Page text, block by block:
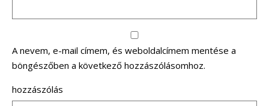
A nevem, e-mail címem, és weboldalcímem mentése a
böngészőben a következő hozzászólásomhoz.
hozzászólás